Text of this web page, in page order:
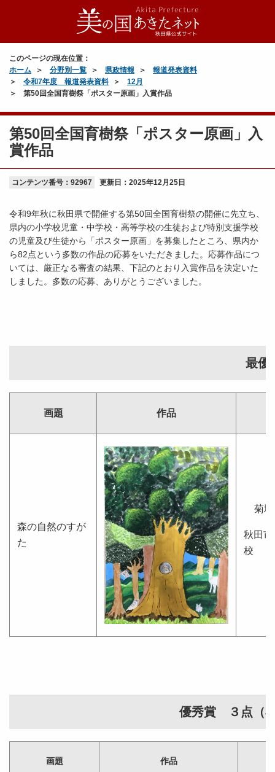
このページの現在位置：
ホーム
分野別一覧 県政情報
報道発表資料
令和7年度 報道発表資料
12月
第50回全国育樹祭「ポスター原画」入賞作品
第50回全国育樹祭「ポスター原画」入
賞作品
コンテンツ番号：92967 更新日： 2025年12月25日
令和9年秋に秋田県で開催する第50回全国育樹祭の開催に先立ち、
県内の小学校児童・中学校・高等学校の生徒および特別支援学校
の児童及び生徒から「ポスター原画」を募集したところ、県内か
ら82点という多数の作品の応募をいただきました。応募作品につ
いては、厳正なる審査の結果、下記のとおり入賞作品を決定いた
しました。多数の応募、ありがとうございました。
最
画題 作品
森の自然のすが
た
菊
秋田
校 ５
優秀賞 ３点（
画題 作品